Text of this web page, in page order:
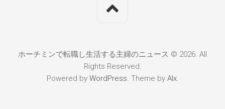
ホーチミンで転職し生活する主婦のニュース © 2026. All
Rights Reserved.
Powered by WordPress. Theme by Alx.